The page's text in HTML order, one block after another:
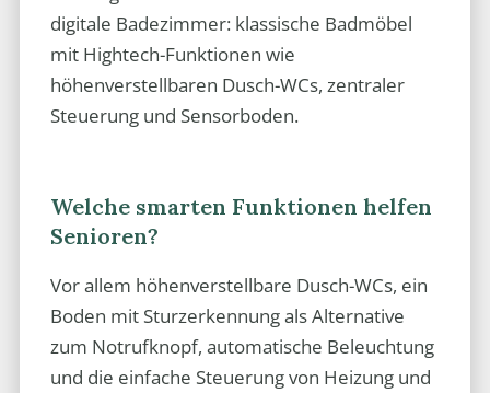
digitale Badezimmer: klassische Badmöbel
mit Hightech-Funktionen wie
höhenverstellbaren Dusch-WCs, zentraler
Steuerung und Sensorboden.
Welche smarten Funktionen helfen
Senioren?
Vor allem höhenverstellbare Dusch-WCs, ein
Boden mit Sturzerkennung als Alternative
zum Notrufknopf, automatische Beleuchtung
und die einfache Steuerung von Heizung und